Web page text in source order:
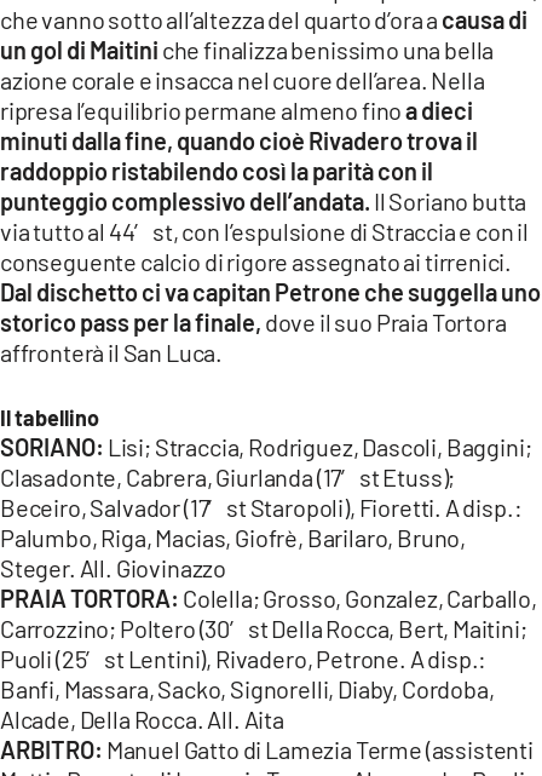
che vanno sotto all’altezza del quarto d’ora a causa di
un gol di Maitini che finalizza benissimo una bella
azione corale e insacca nel cuore dell’area. Nella
ripresa l’equilibrio permane almeno finoa dieci
minuti dalla fine, quando cioè Rivadero trova il
raddoppio ristabilendo così la parità con il
punteggio complessivo dell’andata. Il Soriano butta
via tutto al 44′ st, con l’espulsione di Straccia e con il
conseguente calcio di rigore assegnato ai tirrenici.
Dal dischetto ci va capitan Petrone che suggella uno
storico pass per la finale, dove il suo Praia Tortora
affronterà il San Luca.
Il tabellino
SORIANO: Lisi; Straccia, Rodriguez, Dascoli, Baggini;
Clasadonte, Cabrera, Giurlanda (17′ st Etuss);
Beceiro, Salvador (17′ st Staropoli), Fioretti. A disp.:
Palumbo, Riga, Macias, Giofrè, Barilaro, Bruno,
Steger. All. Giovinazzo
PRAIA TORTORA: Colella; Grosso, Gonzalez, Carballo,
Carrozzino; Poltero (30′ st Della Rocca, Bert, Maitini;
Puoli (25′ st Lentini), Rivadero, Petrone. A disp.:
Banfi, Massara, Sacko, Signorelli, Diaby, Cordoba,
Alcade, Della Rocca. All. Aita
ARBITRO: Manuel Gatto di Lamezia Terme (assistenti